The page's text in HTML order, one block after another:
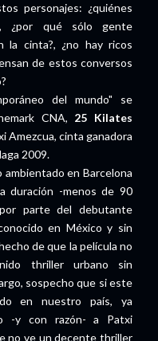
personajes: ¿quiénes
¿por qué sólo gente
la cinta?, ¿no hay ricos
de estos conversos
del mundo" se
CNA, 25 Kilates
Amezcua, cinta ganadora
2009.
en Barcelona
duración -menos de 90
parte del debutante
en México y sin
de que la película no
thriller urbano sin
sospecho que si este
en nuestro país, ya
-y con razón- a Patxi
no ve un decente thriller